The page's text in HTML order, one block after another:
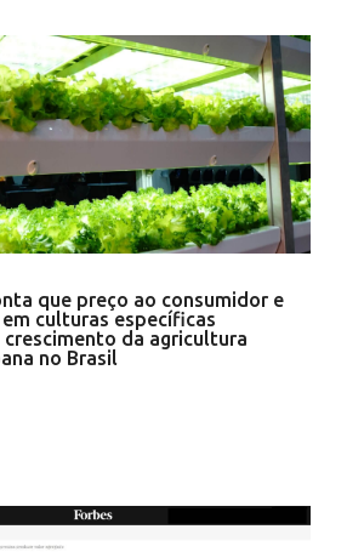
que preço ao consumidor e
culturas específicas
da agricultura
no Brasil